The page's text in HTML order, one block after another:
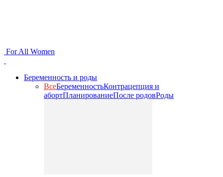
For All Women
Беременность и роды
ВсеБеременностьКонтрацепция и
абортПланированиеПосле родовРоды